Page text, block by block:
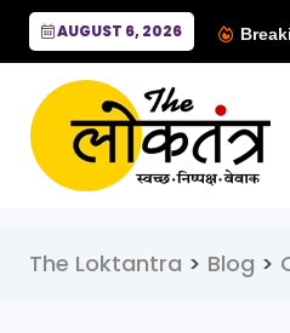
AUGUST 6, 2026
The Loktantra > Blog >